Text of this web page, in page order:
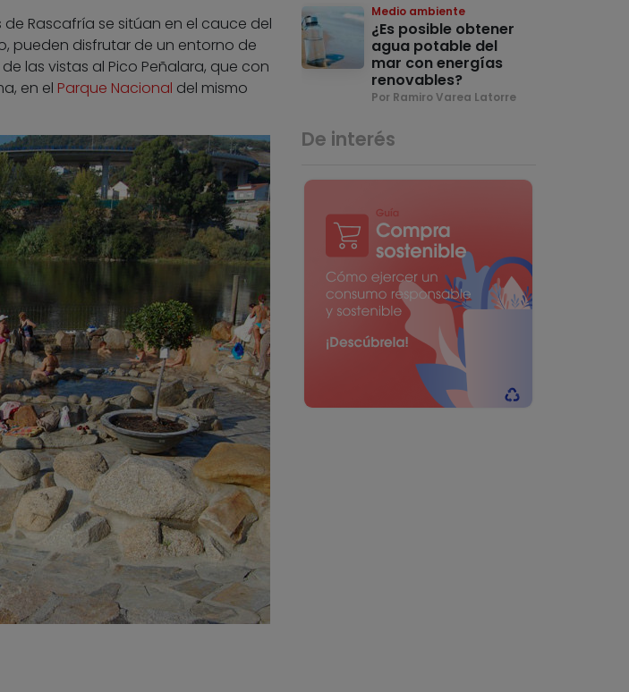
Rascafría se sitúan en el cauce del
pueden disfrutar de un entorno de
las vistas al Pico Peñalara, que con
en el Parque Nacional del mismo
Medio ambiente
¿Es posible obtener
agua potable del
mar con energías
renovables?
Por Ramiro Varea Latorre
De interés